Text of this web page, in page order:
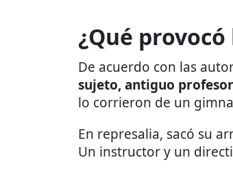
¿Qué
De acuerdo con las
sujeto, antiguo
lo corrieron de un
En represalia, sacó su
Un instructor y un